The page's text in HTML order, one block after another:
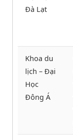
Đà Lạt
Khoa du
lịch – Đại
Học
Đông Á